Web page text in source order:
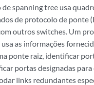
spanning tree usa
de protocolo de ponte
outros switches. Um
as informações
ponte raiz, identificar
portas designadas para
links redundantes